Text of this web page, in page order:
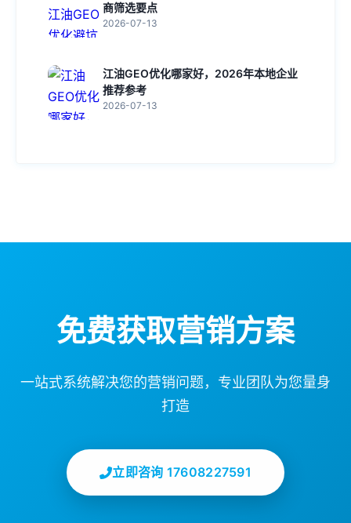
商筛选要点
2026-07-13
江油GEO优化哪家好，2026年本地企业
推荐参考
2026-07-13
免费获取营销方案
一站式系统解决您的营销问题，专业团队为您量身
打造
立即咨询 17608227591